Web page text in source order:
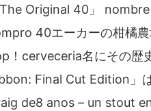
The Original 40」
40エーカーの柑橘
！cerveceria名にその歴
Final Cut Edition」
de8 anos – un stout